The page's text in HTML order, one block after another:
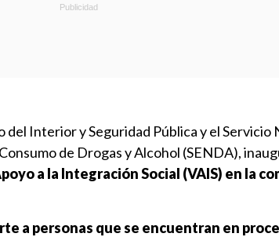
Interior y Seguridad Pública y el Servicio
de Drogas y Alcohol (SENDA),
a la Integración Social (VAIS) en la
a personas que se encuentran en